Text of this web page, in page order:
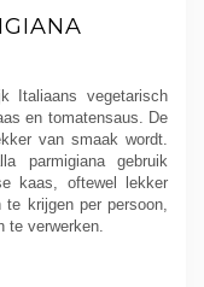
Italiaans vegetarisch
en tomatensaus. De
van smaak wordt.
parmigiana gebruik
kaas, oftewel lekker
krijgen per persoon,
te verwerken.